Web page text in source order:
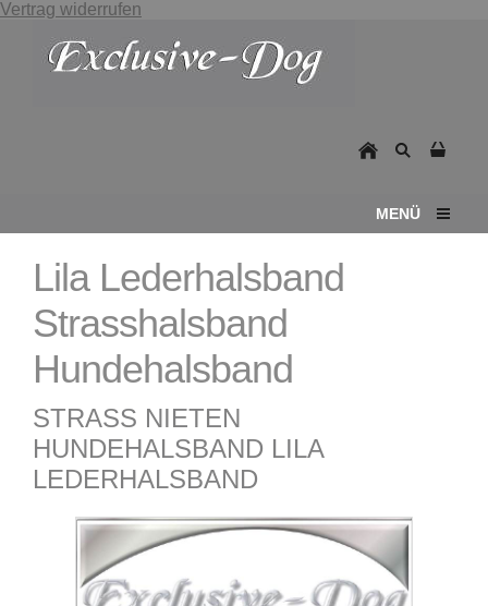
Vertrag widerrufen
MENÜ
Lila Lederhalsband
Strasshalsband
Hundehalsband
STRASS NIETEN
HUNDEHALSBAND LILA
LEDERHALSBAND